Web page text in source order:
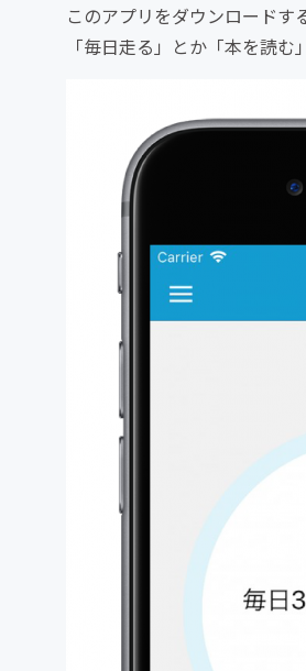
このアプリをダウンロードす
「毎日走る」とか「本を読む